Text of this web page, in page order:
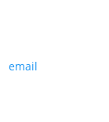
email